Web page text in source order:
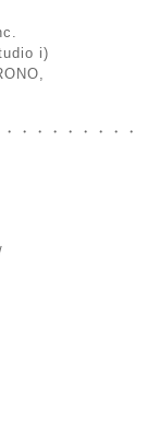
i)
・・・・・・・・